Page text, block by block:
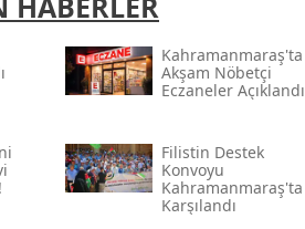
Kahramanmaraş'ta
Akşam Nöbetçi
Eczaneler Açıklandı
Filistin Destek
Konvoyu
Kahramanmaraş'ta
Karşılandı